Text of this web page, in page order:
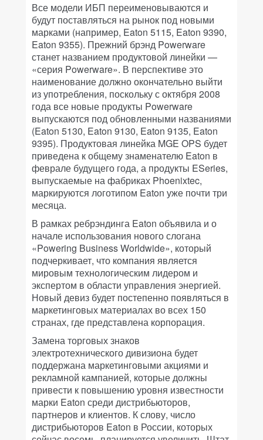
Все модели ИБП переименовываются и
будут поставляться на рынок под новыми
марками (например, Eaton 5115, Eaton 9390,
Eaton 9355). Прежний брэнд Powerware
станет названием продуктовой линейки —
«серия Powerware». В перспективе это
наименование должно окончательно выйти
из употребления, поскольку с октября 2008
года все новые продукты Powerware
выпускаются под обновленными названиями
(Eaton 5130, Eaton 9130, Eaton 9135, Eaton
9395). Продуктовая линейка MGE OPS будет
приведена к общему знаменателю Eaton в
феврале будущего года, а продукты ESeries,
выпускаемые на фабриках Phoenixtec,
маркируются логотипом Eaton уже почти три
месяца.
В рамках ребрэндинга Eaton объявила и о
начале использования нового слогана
«Powering Business Worldwide», который
подчеркивает, что компания является
мировым технологическим лидером и
экспертом в области управления энергией.
Новый девиз будет постепенно появляться в
маркетинговых материалах во всех 150
странах, где представлена корпорация.
Замена торговых знаков
электротехнического дивизиона будет
поддержана маркетинговыми акциями и
рекламной кампанией, которые должны
привести к повышению уровня известности
марки Eaton среди дистрибьюторов,
партнеров и клиентов. К слову, число
дистрибьюторов Eaton в России, которых